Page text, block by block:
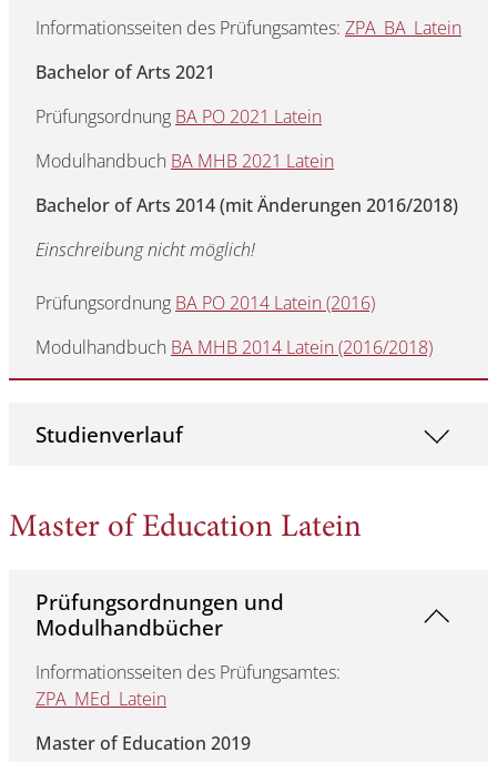
Informationsseiten des Prüfungsamtes: ZPA_BA_Latein
Bachelor of Arts 2021
Prüfungsordnung BA PO 2021 Latein
Modulhandbuch BA MHB 2021 Latein
Bachelor of Arts 2014 (mit Änderungen 2016/2018)
Einschreibung nicht möglich!
Prüfungsordnung BA PO 2014 Latein (2016)
Modulhandbuch BA MHB 2014 Latein (2016/2018)
Studienverlauf
Master of Education Latein
Prüfungsordnungen und
Modulhandbücher
Informationsseiten des Prüfungsamtes:
ZPA_MEd_Latein
Master of Education 2019